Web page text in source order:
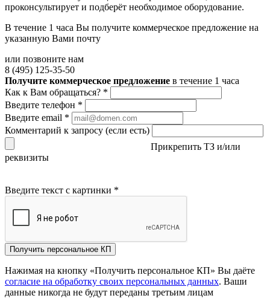
проконсультирует и подберёт необходимое оборудование.
В течение 1 часа Вы получите коммерческое предложение на
указанную Вами почту
или позвоните нам
8 (495) 125-35-50
Получите коммерческое предложение в течение 1 часа
Как к Вам обращаться? *
Введите телефон *
Введите email *
Комментарий к запросу (если есть)
Прикрепить ТЗ и/или
реквизиты
Введите текст с картинки *
Получить персональное КП
Нажимая на кнопку «Получить персональное КП» Вы даёте
согласие на обработку своих персональных данных. Ваши
данные никогда не будут переданы третьим лицам